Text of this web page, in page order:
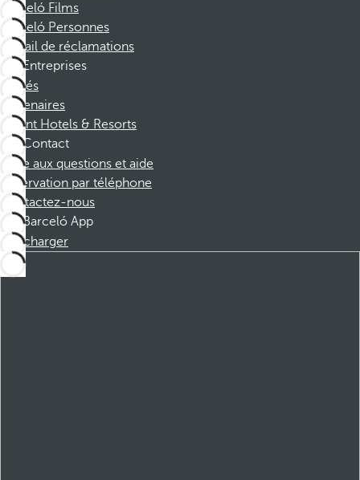
Barceló Films
Barceló Personnes
Portail de réclamations
Entreprises
Affiliés
Partenaires
Dorint Hotels & Resorts
Contact
Foire aux questions et aide
Réservation par téléphone
Contactez-nous
Barceló App
Télécharger